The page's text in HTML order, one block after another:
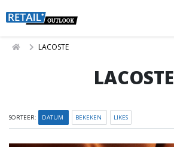
LACOSTE
LACOSTE
SORTEER: DATUM BEKEKEN LIKES